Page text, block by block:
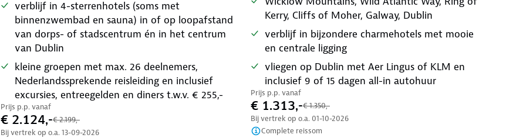
verblijf in 4-sterrenhotels (soms met
binnenzwembad en sauna) in of op loopafstand
van dorps- of stadscentrum én in het centrum
van Dublin
kleine groepen met max. 26 deelnemers,
Nederlandssprekende reisleiding en inclusief
excursies, entreegelden en diners t.w.v. € 255,-
Prijs p.p. vanaf
€ 2.124,-€ 2.199,-
Bij vertrek op o.a. 13-09-2026
Kerry, Cliffs of Moher, Galway, Dublin
verblijf in bijzondere charmehotels met mooie
en centrale ligging
vliegen op Dublin met Aer Lingus of KLM en
inclusief 9 of 15 dagen all-in autohuur
Prijs p.p. vanaf
€ 1.313,-€ 1.350,-
Bij vertrek op o.a. 01-10-2026
Complete reissom